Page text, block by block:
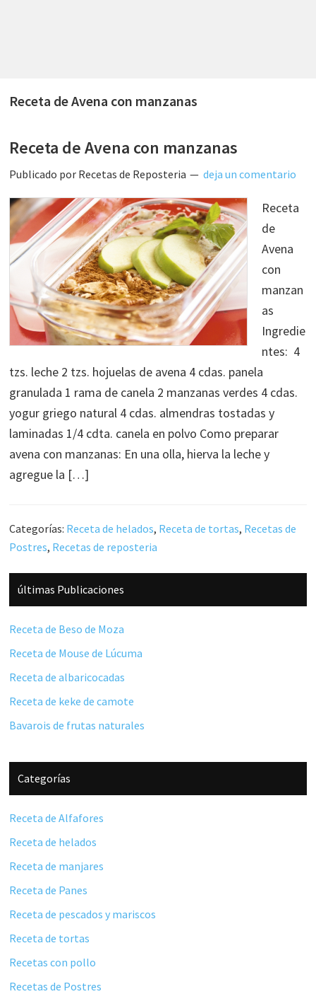
Receta de Avena con manzanas
Receta de Avena con manzanas
Publicado por Recetas de Reposteria deja un comentario
Receta
de
Avena
con
manzan
as
Ingredie
ntes: 4
tzs. leche 2 tzs. hojuelas de avena 4 cdas. panela
granulada 1 rama de canela 2 manzanas verdes 4 cdas.
yogur griego natural 4 cdas. almendras tostadas y
laminadas 1/4 cdta. canela en polvo Como preparar
avena con manzanas: En una olla, hierva la leche y
agregue la […]
Categorías: Receta de helados, Receta de tortas, Recetas de
Postres, Recetas de reposteria
Barra
lateral
principal
últimas Publicaciones
Receta de Beso de Moza
Receta de Mouse de Lúcuma
Receta de albaricocadas
Receta de keke de camote
Bavarois de frutas naturales
Categorías
Receta de Alfafores
Receta de helados
Receta de manjares
Receta de Panes
Receta de pescados y mariscos
Receta de tortas
Recetas con pollo
Recetas de Postres